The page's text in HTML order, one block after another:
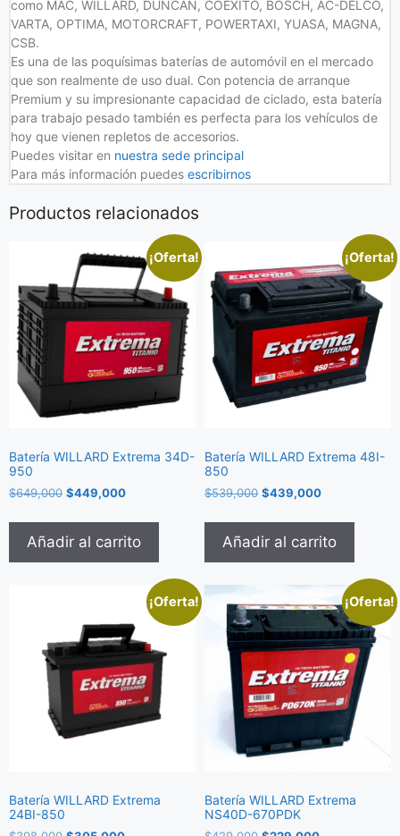
como MAC, WILLARD, DUNCAN, COEXITO, BOSCH, AC-DELCO,
VARTA, OPTIMA, MOTORCRAFT, POWERTAXI, YUASA, MAGNA,
CSB.
Es una de las poquísimas baterías de automóvil en el mercado
que son realmente de uso dual. Con potencia de arranque
Premium y su impresionante capacidad de ciclado, esta batería
para trabajo pesado también es perfecta para los vehículos de
hoy que vienen repletos de accesorios.
Puedes visitar en nuestra sede principal
Para más información puedes escribirnos
Productos relacionados
¡Oferta!
Batería WILLARD Extrema 34D-
950
$649,000 $449,000
Añadir al carrito
¡Oferta!
Batería WILLARD Extrema 48I-
850
$539,000 $439,000
Añadir al carrito
¡Oferta!
Batería WILLARD Extrema
24BI-850
¡Oferta!
Batería WILLARD Extrema
NS40D-670PDK